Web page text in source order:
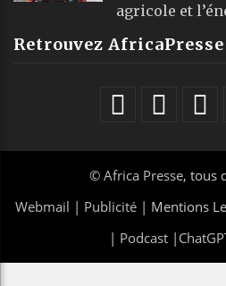
agricole et
Retrouvez AfricaPresse
© Africa Presse, tous
Webmail | Publicité | Mentions
| Podcast|